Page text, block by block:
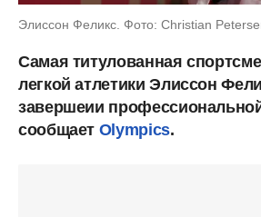
Элиссон Феликс. Фото: Christian
Самая титулованная
легкой атлетики Элиссон
завершеии
сообщает Olympics.